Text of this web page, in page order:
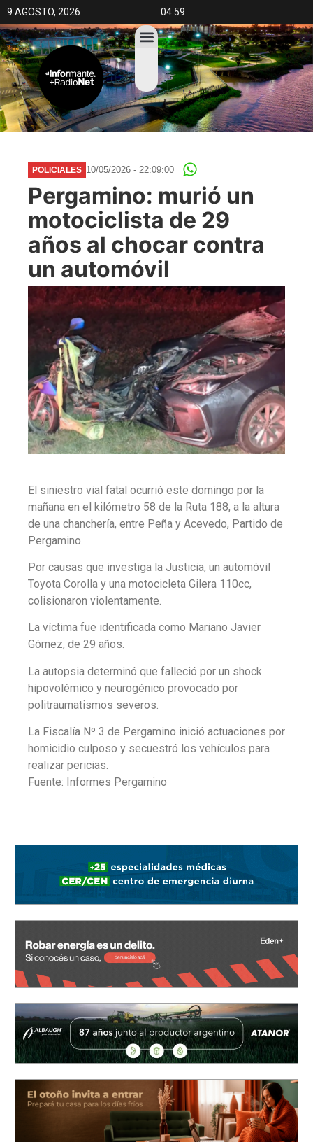
9 AGOSTO, 2026 04:59
POLICIALES 10/05/2026 - 22:09:00
Pergamino: murió un
motociclista de 29
años al chocar contra
un automóvil
El siniestro vial fatal ocurrió este domingo por la
mañana en el kilómetro 58 de la Ruta 188, a la altura
de una chanchería, entre Peña y Acevedo, Partido de
Pergamino.
Por causas que investiga la Justicia, un automóvil
Toyota Corolla y una motocicleta Gilera 110cc,
colisionaron violentamente.
La víctima fue identificada como Mariano Javier
Gómez, de 29 años.
La autopsia determinó que falleció por un shock
hipovolémico y neurogénico provocado por
politraumatismos severos.
La Fiscalía Nº 3 de Pergamino inició actuaciones por
homicidio culposo y secuestró los vehículos para
realizar pericias.
Fuente: Informes Pergamino